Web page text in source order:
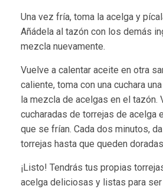
Una vez fría, toma la acelga y
Añádela al tazón con los demás
mezcla nuevamente.
Vuelve a calentar aceite en otra
caliente, toma con una cuchara
la mezcla de acelgas en el tazón.
cucharadas de torrejas de acelga
que se frían. Cada dos minutos,
torrejas hasta que queden
¡Listo! Tendrás tus propias
acelga deliciosas y listas para